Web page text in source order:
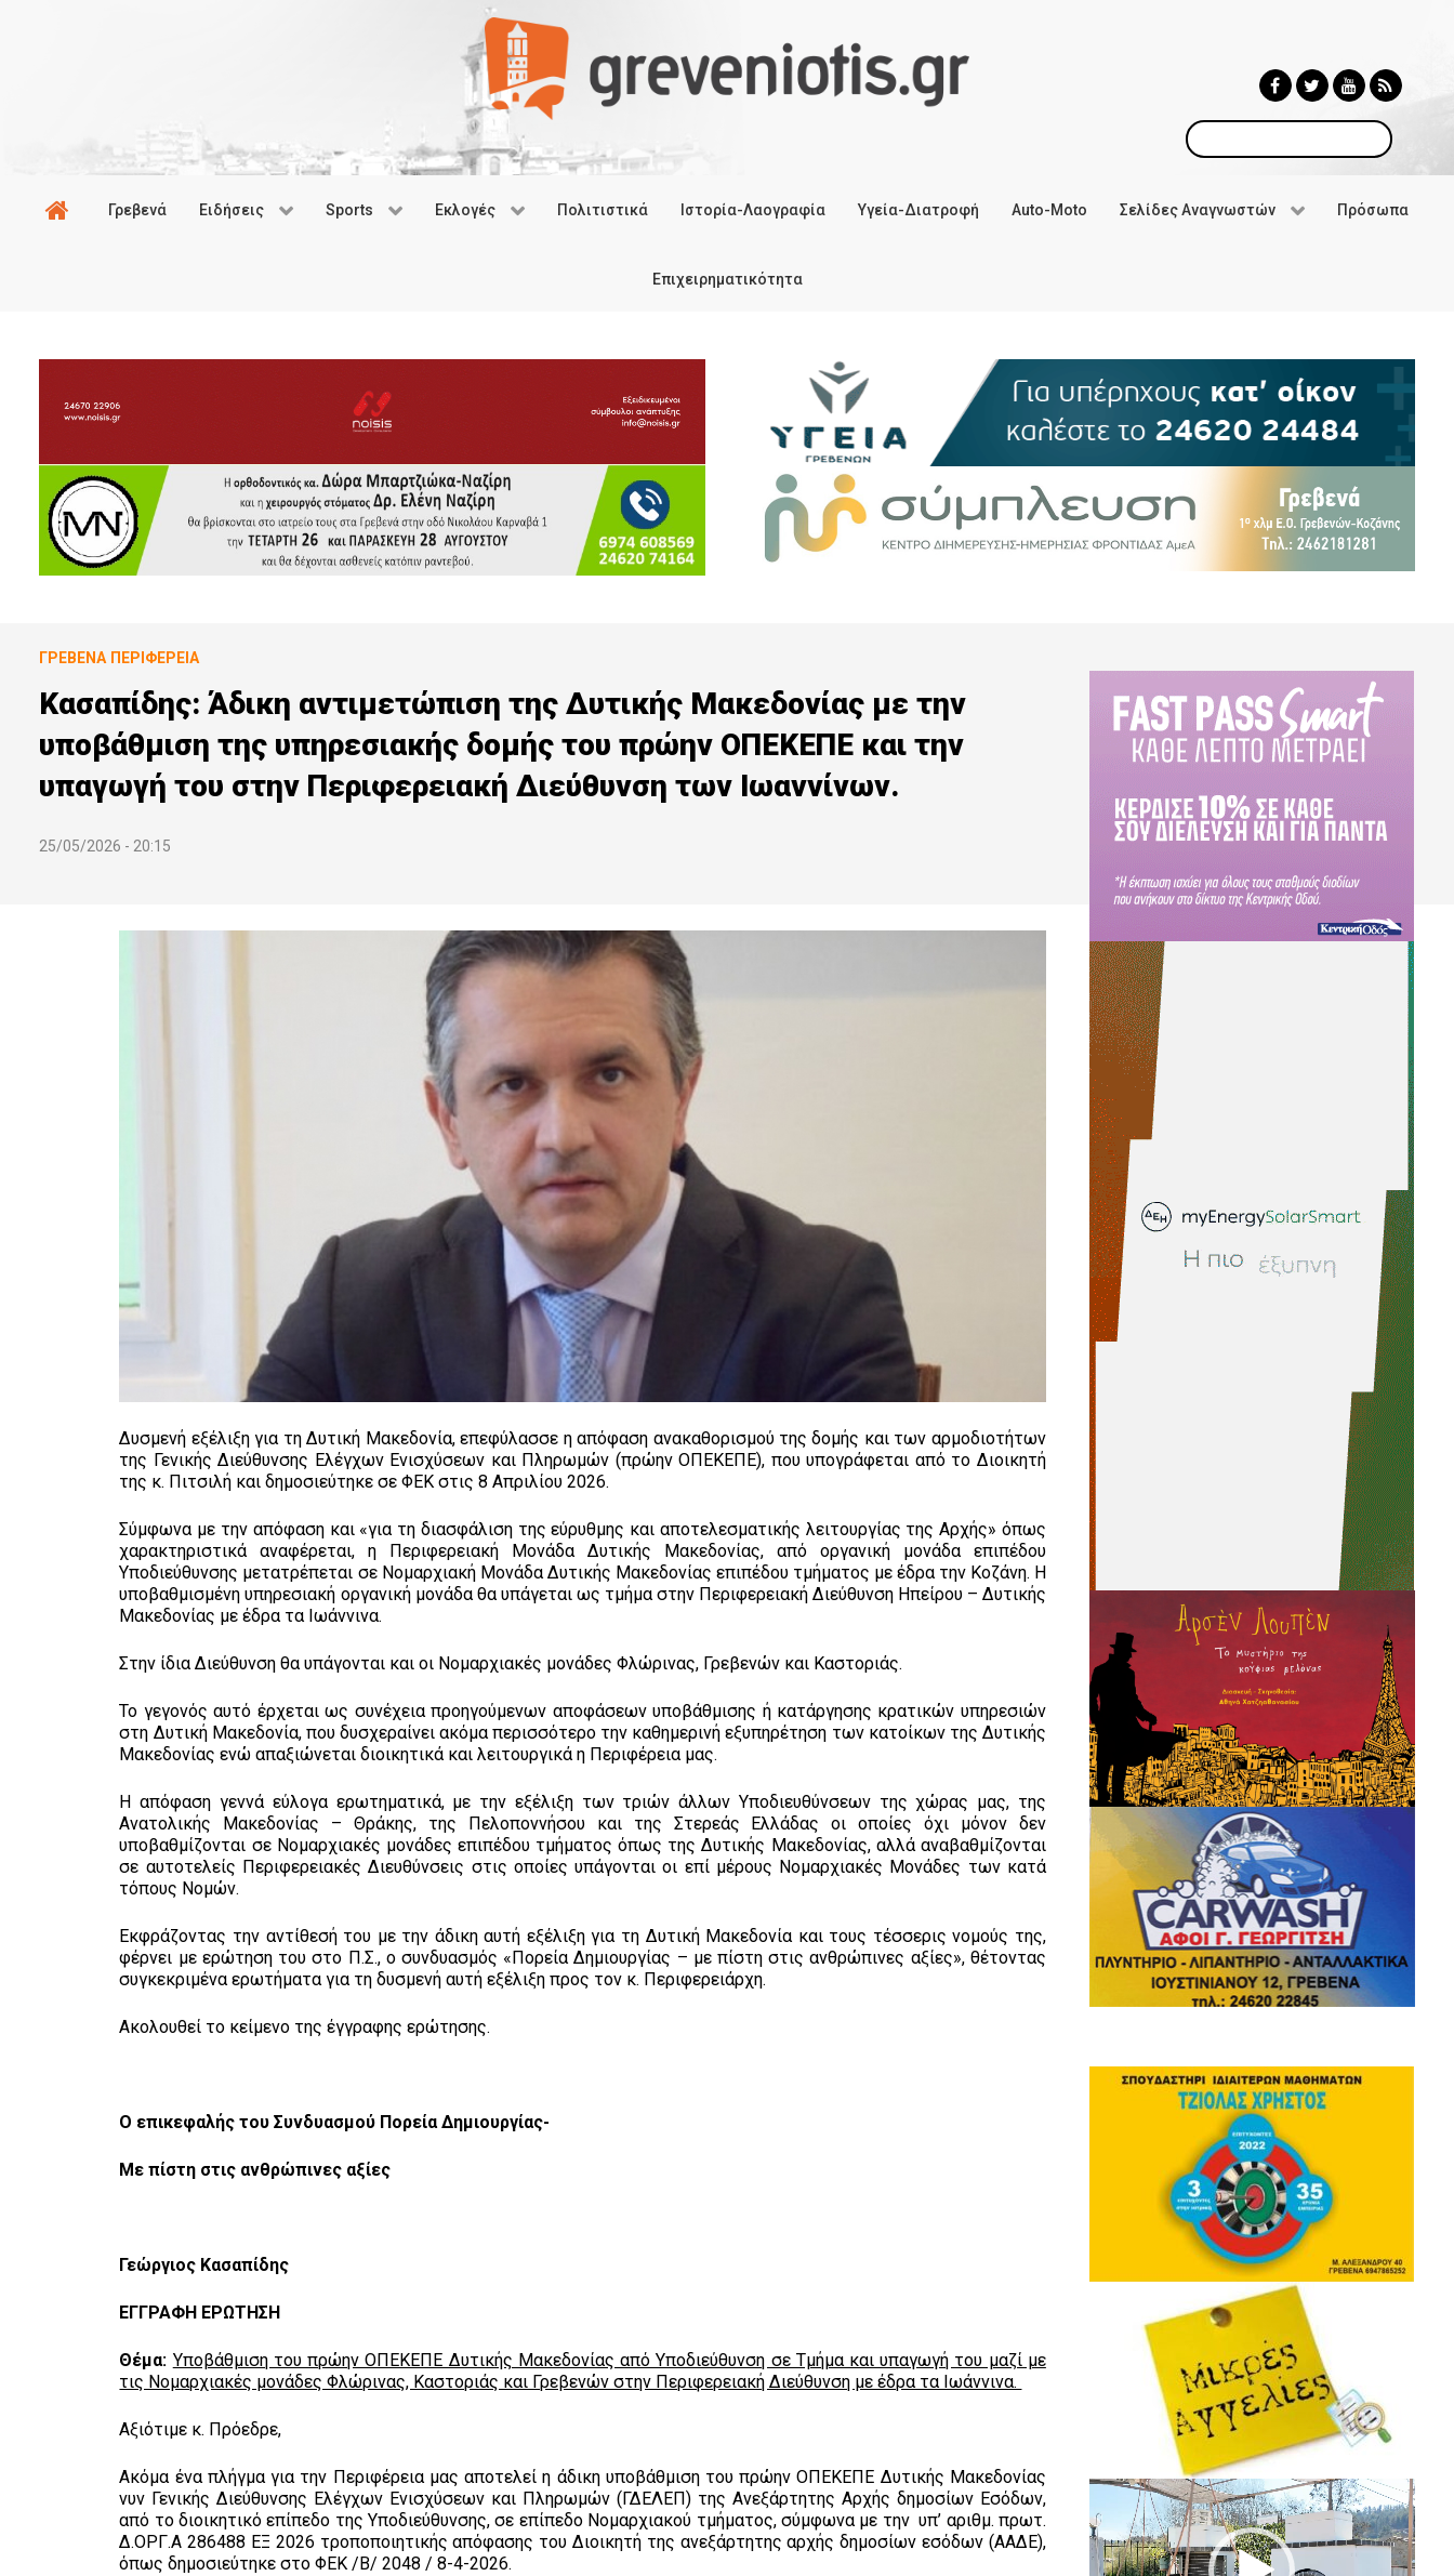
Αναζήτηση
Γρεβενά Ειδήσεις Sports Εκλογές Πολιτιστικά Ιστορία-Λαογραφία Υγεία-Διατροφή Auto-Moto Σελίδες Αναγνωστών Πρόσωπα
Επιχειρηματικότητα
ΓΡΕΒΕΝΆ ΠΕΡΙΦΈΡΕΙΑ
Κασαπίδης: Άδικη αντιμετώπιση της Δυτικής Μακεδονίας με την
υποβάθμιση της υπηρεσιακής δομής του πρώην ΟΠΕΚΕΠΕ και την
υπαγωγή του στην Περιφερειακή Διεύθυνση των Ιωαννίνων.
25/05/2026 - 20:15
Δυσμενή εξέλιξη για τη Δυτική Μακεδονία, επεφύλασσε η απόφαση ανακαθορισμού της δομής και των αρμοδιοτήτων
της Γενικής Διεύθυνσης Ελέγχων Ενισχύσεων και Πληρωμών (πρώην ΟΠΕΚΕΠΕ), που υπογράφεται από το Διοικητή
της κ. Πιτσιλή και δημοσιεύτηκε σε ΦΕΚ στις 8 Απριλίου 2026.
Σύμφωνα με την απόφαση και «για τη διασφάλιση της εύρυθμης και αποτελεσματικής λειτουργίας της Αρχής» όπως
χαρακτηριστικά αναφέρεται, η Περιφερειακή Μονάδα Δυτικής Μακεδονίας, από οργανική μονάδα επιπέδου
Υποδιεύθυνσης μετατρέπεται σε Νομαρχιακή Μονάδα Δυτικής Μακεδονίας επιπέδου τμήματος με έδρα την Κοζάνη. Η
υποβαθμισμένη υπηρεσιακή οργανική μονάδα θα υπάγεται ως τμήμα στην Περιφερειακή Διεύθυνση Ηπείρου – Δυτικής
Μακεδονίας με έδρα τα Ιωάννινα.
Στην ίδια Διεύθυνση θα υπάγονται και οι Νομαρχιακές μονάδες Φλώρινας, Γρεβενών και Καστοριάς.
Το γεγονός αυτό έρχεται ως συνέχεια προηγούμενων αποφάσεων υποβάθμισης ή κατάργησης κρατικών υπηρεσιών
στη Δυτική Μακεδονία, που δυσχεραίνει ακόμα περισσότερο την καθημερινή εξυπηρέτηση των κατοίκων της Δυτικής
Μακεδονίας ενώ απαξιώνεται διοικητικά και λειτουργικά η Περιφέρεια μας.
Η απόφαση γεννά εύλογα ερωτηματικά, με την εξέλιξη των τριών άλλων Υποδιευθύνσεων της χώρας μας, της
Ανατολικής Μακεδονίας – Θράκης, της Πελοποννήσου και της Στερεάς Ελλάδας οι οποίες όχι μόνον δεν
υποβαθμίζονται σε Νομαρχιακές μονάδες επιπέδου τμήματος όπως της Δυτικής Μακεδονίας, αλλά αναβαθμίζονται
σε αυτοτελείς Περιφερειακές Διευθύνσεις στις οποίες υπάγονται οι επί μέρους Νομαρχιακές Μονάδες των κατά
τόπους Νομών.
Εκφράζοντας την αντίθεσή του με την άδικη αυτή εξέλιξη για τη Δυτική Μακεδονία και τους τέσσερις νομούς της,
φέρνει με ερώτηση του στο Π.Σ., ο συνδυασμός «Πορεία Δημιουργίας – με πίστη στις ανθρώπινες αξίες», θέτοντας
συγκεκριμένα ερωτήματα για τη δυσμενή αυτή εξέλιξη προς τον κ. Περιφερειάρχη.
Ακολουθεί το κείμενο της έγγραφης ερώτησης.
Ο επικεφαλής του Συνδυασμού Πορεία Δημιουργίας-
Με πίστη στις ανθρώπινες αξίες
Γεώργιος Κασαπίδης
ΕΓΓΡΑΦΗ ΕΡΩΤΗΣΗ
Θέμα: Υποβάθμιση του πρώην ΟΠΕΚΕΠΕ Δυτικής Μακεδονίας από Υποδιεύθυνση σε Τμήμα και υπαγωγή του μαζί με
τις Νομαρχιακές μονάδες Φλώρινας, Καστοριάς και Γρεβενών στην Περιφερειακή Διεύθυνση με έδρα τα Ιωάννινα.
Αξιότιμε κ. Πρόεδρε,
Ακόμα ένα πλήγμα για την Περιφέρεια μας αποτελεί η άδικη υποβάθμιση του πρώην ΟΠΕΚΕΠΕ Δυτικής Μακεδονίας
νυν Γενικής Διεύθυνσης Ελέγχων Ενισχύσεων και Πληρωμών (ΓΔΕΛΕΠ) της Ανεξάρτητης Αρχής δημοσίων Εσόδων,
από το διοικητικό επίπεδο της Υποδιεύθυνσης, σε επίπεδο Νομαρχιακού τμήματος, σύμφωνα με την υπ’ αριθμ. πρωτ.
Δ.ΟΡΓ.Α 286488 ΕΞ 2026 τροποποιητικής απόφασης του Διοικητή της ανεξάρτητης αρχής δημοσίων εσόδων (ΑΑΔΕ),
όπως δημοσιεύτηκε στο ΦΕΚ /Β/ 2048 / 8-4-2026.
Πρόγραμμα
Αναπαραγωγής
Βίντεο